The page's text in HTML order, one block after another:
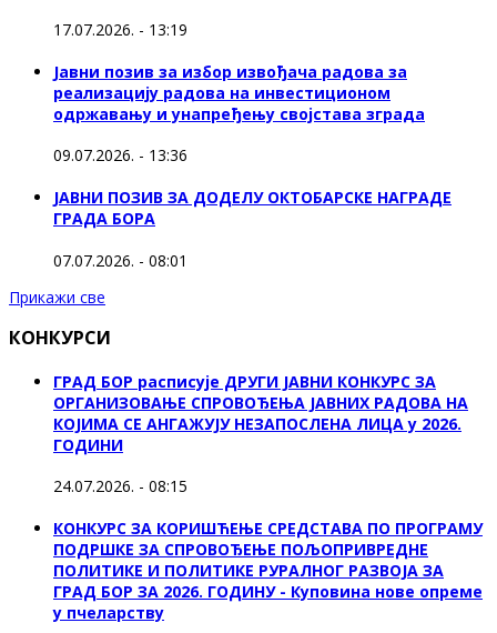
17.07.2026. - 13:19
Јавни позив за избор извођача радова за
реализацију радова на инвестиционом
одржавању и унапређењу својстава зграда
09.07.2026. - 13:36
ЈАВНИ ПОЗИВ ЗА ДОДЕЛУ ОКТOБАРСКЕ НАГРАДЕ
ГРАДА БОРА
07.07.2026. - 08:01
Прикажи све
КОНКУРСИ
ГРАД БОР расписује ДРУГИ ЈАВНИ КОНКУРС ЗА
ОРГАНИЗОВАЊЕ СПРОВОЂЕЊА ЈАВНИХ РАДОВА НА
КОЈИМА СЕ АНГАЖУЈУ НЕЗАПОСЛЕНА ЛИЦА у 2026.
ГОДИНИ
24.07.2026. - 08:15
КОНКУРС ЗА КОРИШЋЕЊЕ СРЕДСТАВА ПО ПРОГРАМУ
ПОДРШКЕ ЗА СПРОВОЂЕЊЕ ПОЉОПРИВРЕДНЕ
ПОЛИТИКЕ И ПОЛИТИКЕ РУРАЛНОГ РАЗВОЈА ЗА
ГРАД БОР ЗА 2026. ГОДИНУ - Куповина нове опреме
у пчеларству